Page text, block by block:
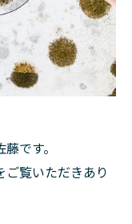
です。
覧いただきあり